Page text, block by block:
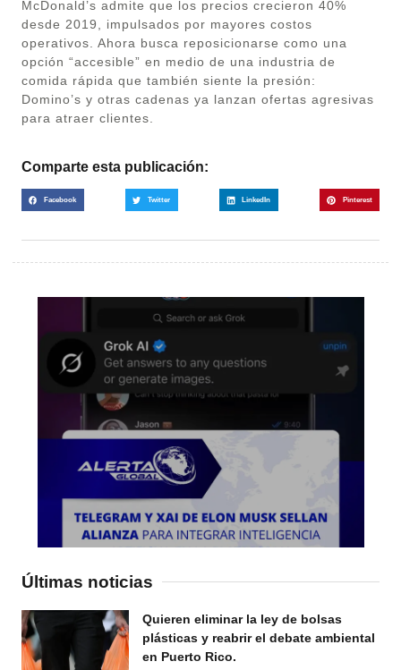
McDonald’s admite que los precios crecieron 40%
desde 2019, impulsados por mayores costos
operativos. Ahora busca reposicionarse como una
opción “accesible” en medio de una industria de
comida rápida que también siente la presión:
Domino’s y otras cadenas ya lanzan ofertas agresivas
para atraer clientes.
Comparte esta publicación:
Facebook Twitter LinkedIn Pinterest
Últimas noticias
Quieren eliminar la ley de bolsas
plásticas y reabrir el debate ambiental
en Puerto Rico.